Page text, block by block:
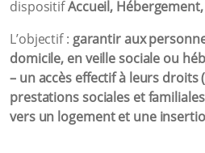
dispositifAccueil,
L’objectif : garantir aux
domicile, en veille sociale ou
– un accès effectif à leurs droits
prestations sociales et
vers un logement et une